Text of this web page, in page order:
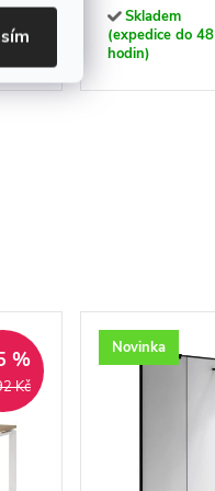
Skladem
(expedice do 48
hodin)
Kč
% Novinka